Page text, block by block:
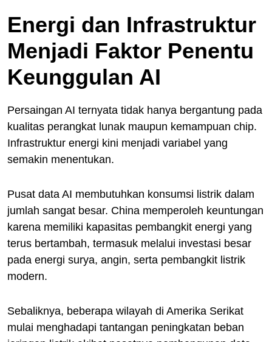
Energi dan Infrastruktur
Menjadi Faktor Penentu
Keunggulan AI
Persaingan AI ternyata tidak hanya bergantung pada
kualitas perangkat lunak maupun kemampuan chip.
Infrastruktur energi kini menjadi variabel yang
semakin menentukan.
Pusat data AI membutuhkan konsumsi listrik dalam
jumlah sangat besar. China memperoleh keuntungan
karena memiliki kapasitas pembangkit energi yang
terus bertambah, termasuk melalui investasi besar
pada energi surya, angin, serta pembangkit listrik
modern.
Sebaliknya, beberapa wilayah di Amerika Serikat
mulai menghadapi tantangan peningkatan beban